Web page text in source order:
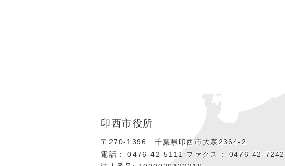
印西市役所
〒270-1396 千葉県印西市大森2364‐2
電話： 0476‐42‐5111 ファクス： 0476‐42‐7242